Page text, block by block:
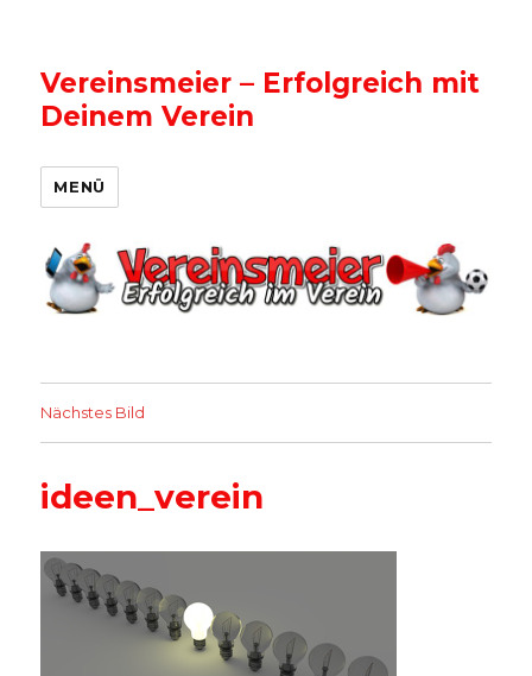
Vereinsmeier – Erfolgreich mit
Deinem Verein
MENÜ
Nächstes Bild
ideen_verein